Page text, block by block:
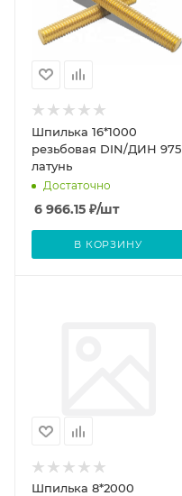
Шпилька 16*1000
резьбовая DIN/ДИН 975
латунь
Достаточно
6 966.15 ₽/шт
В КОРЗИНУ
Шпилька 8*2000